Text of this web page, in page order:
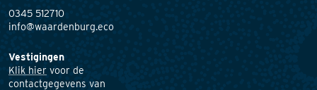
0345 512710
info@waardenburg.eco
Vestigingen
Klik hier voor de
contactgegevens van